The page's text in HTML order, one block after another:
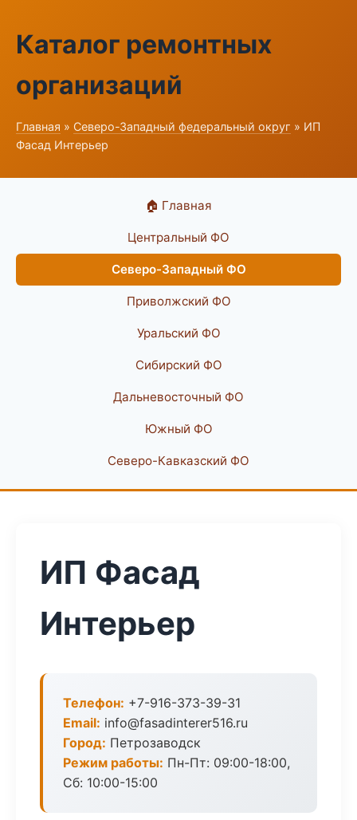
Каталог ремонтных
организаций
Главная » Северо-Западный федеральный округ » ИП
Фасад Интерьер
🏠 Главная
Центральный ФО
Северо-Западный ФО
Приволжский ФО
Уральский ФО
Сибирский ФО
Дальневосточный ФО
Южный ФО
Северо-Кавказский ФО
ИП Фасад
Интерьер
Телефон: +7-916-373-39-31
Email: info@fasadinterer516.ru
Город: Петрозаводск
Режим работы: Пн-Пт: 09:00-18:00,
Сб: 10:00-15:00